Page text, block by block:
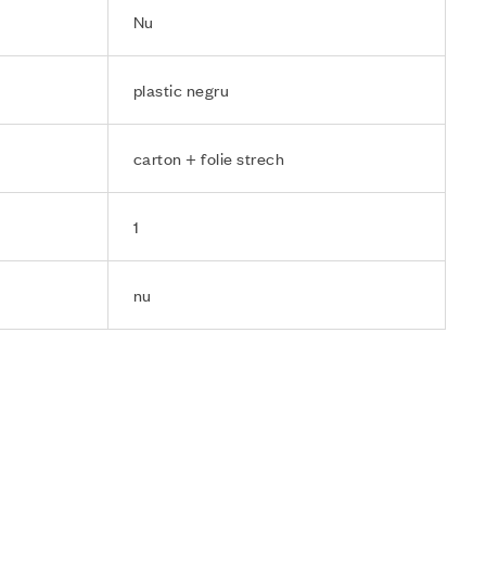
Nu
plastic negru
carton + folie strech
1
nu